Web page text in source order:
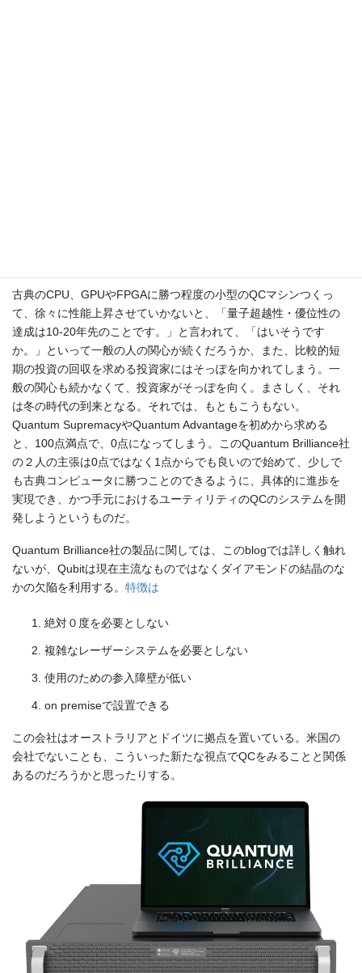
古典のCPU、GPUやFPGAに勝つ程度の小型のQCマシンつくっ
て、徐々に性能上昇させていかないと、「量子超越性・優位性の
達成は10-20年先のことです。」と言われて、「はいそうです
か。」といって一般の人の関心が続くだろうか、また、比較的短
期の投資の回収を求める投資家にはそっぽを向かれてしまう。一
般の関心も続かなくて、投資家がそっぽを向く。まさしく、それ
は冬の時代の到来となる。それでは、もともこうもない。
Quantum SupremacyやQuantum Advantageを初めから求める
と、100点満点で、0点になってしまう。このQuantum Brilliance社
の２人の主張は0点ではなく1点からでも良いので始めて、少しで
も古典コンピュータに勝つことのできるように、具体的に進歩を
実現でき、かつ手元におけるユーティリティのQCのシステムを開
発しようというものだ。
Quantum Brilliance社の製品に関しては、このblogでは詳しく触れ
ないが、Qubitは現在主流なものではなくダイアモンドの結晶のな
かの欠陥を利用する。 特徴は
絶対０度を必要としない
複雑なレーザーシステムを必要としない
使用のための参入障壁が低い
on premiseで設置できる
この会社はオーストラリアとドイツに拠点を置いている。米国の
会社でないことも、こういった新たな視点でQCをみることと関係
あるのだろうかと思ったりする。